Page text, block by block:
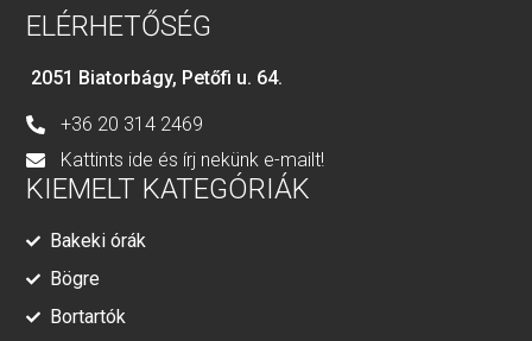
ELÉRHETŐSÉG
2051 Biatorbágy, Petőfi u. 64.
+36 20 314 2469
Kattints ide és írj nekünk e-mailt!
KIEMELT KATEGÓRIÁK
Bakeki órák
Bögre
Bortartók